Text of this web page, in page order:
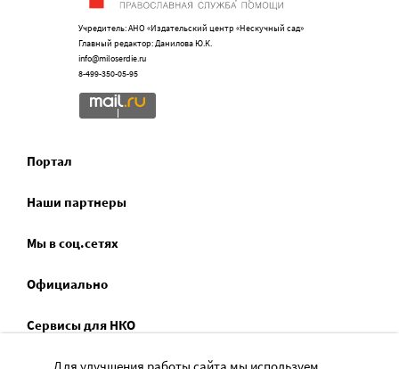
Учредитель: АНО «Издательский центр «Нескучный сад»
Главный редактор: Данилова Ю.К.
info@miloserdie.ru
8-499-350-05-95
Портал
Наши партнеры
Мы в соц.сетях
Официально
Сервисы для НКО
Спецпроекты